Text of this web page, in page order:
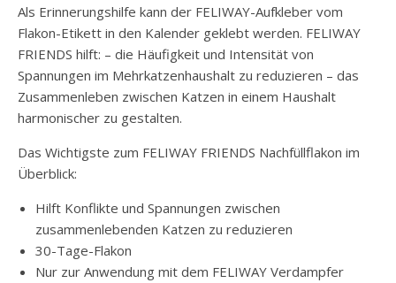
Als Erinnerungshilfe kann der FELIWAY-Aufkleber vom
Flakon-Etikett in den Kalender geklebt werden. FELIWAY
FRIENDS hilft: – die Häufigkeit und Intensität von
Spannungen im Mehrkatzenhaushalt zu reduzieren – das
Zusammenleben zwischen Katzen in einem Haushalt
harmonischer zu gestalten.
Das Wichtigste zum FELIWAY FRIENDS Nachfüllflakon im
Überblick:
Hilft Konflikte und Spannungen zwischen
zusammenlebenden Katzen zu reduzieren
30-Tage-Flakon
Nur zur Anwendung mit dem FELIWAY Verdampfer